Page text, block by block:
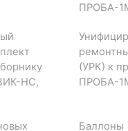
ПРОБА-
НС,
(УРК) к
ПРОБА-
Баллоны